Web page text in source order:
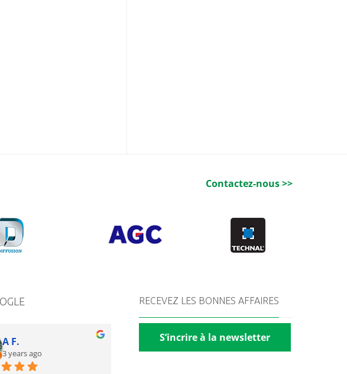
Contactez-nous >>
A F.
3 years ago
RECEVEZ LES BONNES AFFAIRES
S’incrire à la newsletter